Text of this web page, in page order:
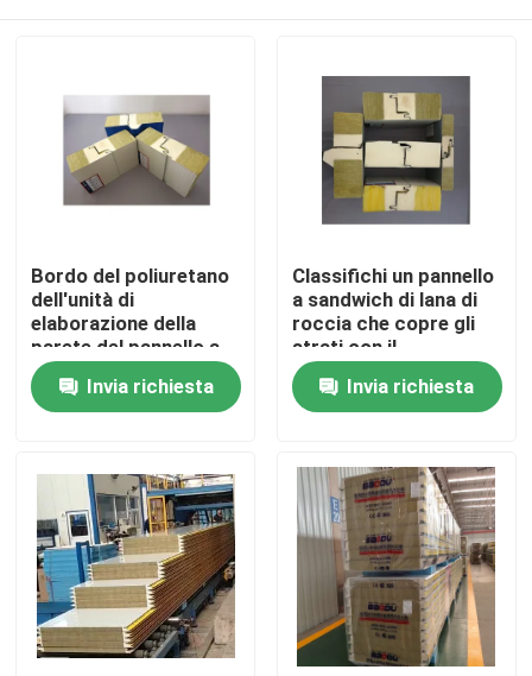
Casa
Prodotti
Giro della fabbrica
Controllo di qualità
Bordo del poliuretano
dell'unità di
elaborazione della
parete del pannello a
sandwich di lana di
roccia dell'isolamento
Invia richiesta
Classifichi un pannello
a sandwich di lana di
roccia che copre gli
strati con il
sigillamento del
poliuretano a prova di
fuoco
Invia richiesta